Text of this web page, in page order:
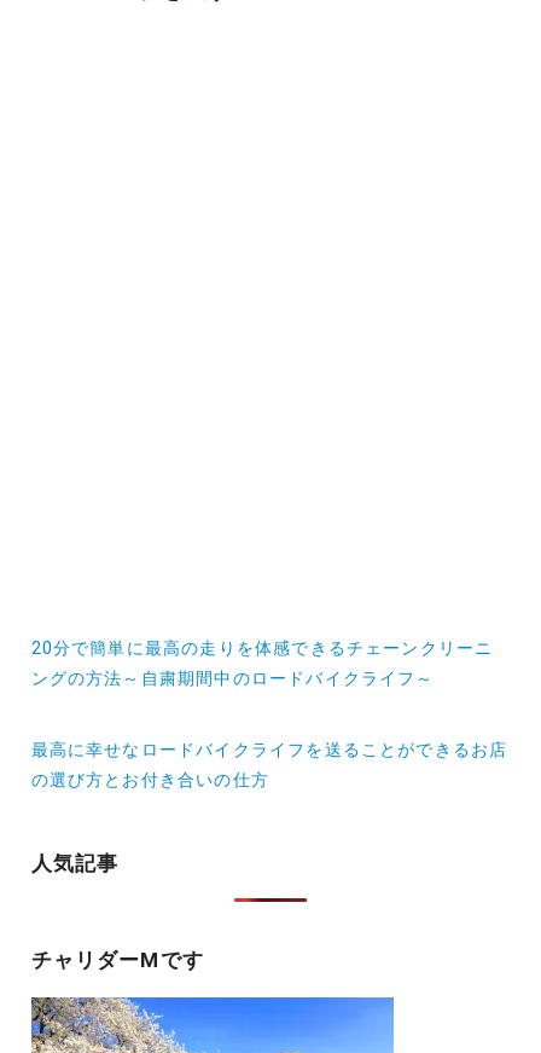
稿
ビ
ン
20分で簡単に最高の走りを体感できるチェーンクリーニ
ングの方法～自粛期間中のロードバイクライフ～
最高に幸せなロードバイクライフを送ることができるお店
の選び方とお付き合いの仕方
人気記事
チャリダーMです